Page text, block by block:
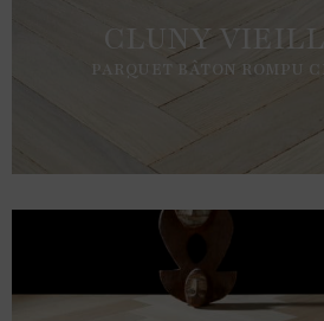
CLUNY
PARQUET BÂTON ROMPU